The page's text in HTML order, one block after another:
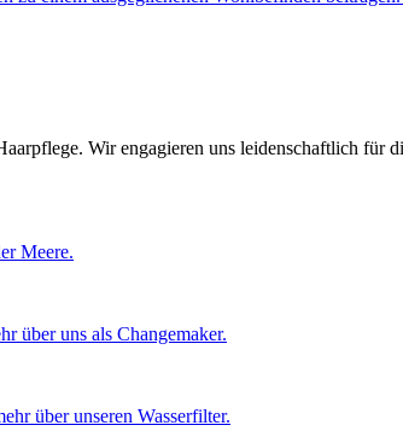
Wir engagieren uns leidenschaftlich für
Meere.
über uns als Changemaker.
über unseren Wasserfilter.